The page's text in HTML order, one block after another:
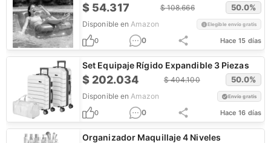
$ 54.317 $108.666 50.0%
Disponible en Amazon Elegible envío gratis
0 0 Hace 15 días
Set Equipaje Rígido Expandible 3 Piezas
$ 202.034 $404.100 50.0%
Disponible en Amazon Envío gratis
0 0 Hace 16 días
Organizador Maquillaje 4 Niveles